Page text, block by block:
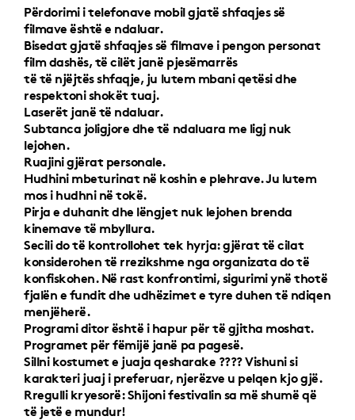
Përdorimi i telefonave mobil gjatë shfaqjes së
filmave është e ndaluar.
Bisedat gjatë shfaqjes së filmave i pengon personat
film dashës, të cilët janë pjesëmarrës
të të njëjtës shfaqje, ju lutem mbani qetësi dhe
respektoni shokët tuaj.
Laserët janë të ndaluar.
Subtanca joligjore dhe të ndaluara me ligj nuk
lejohen.
Ruajini gjërat personale.
Hudhini mbeturinat në koshin e plehrave. Ju lutem
mos i hudhni në tokë.
Pirja e duhanit dhe lëngjet nuk lejohen brenda
kinemave të mbyllura.
Secili do të kontrollohet tek hyrja: gjërat të cilat
konsiderohen të rrezikshme nga organizata do të
konfiskohen. Në rast konfrontimi, sigurimi ynë thotë
fjalën e fundit dhe udhëzimet e tyre duhen të ndiqen
menjëherë.
Programi ditor është i hapur për të gjitha moshat.
Programet për fëmijë janë pa pagesë.
Sillni kostumet e juaja qesharake ???? Vishuni si
karakteri juaj i preferuar, njerëzve u pelqen kjo gjë.
Rregulli kryesorë: Shijoni festivalin sa më shumë që
të jetë e mundur!